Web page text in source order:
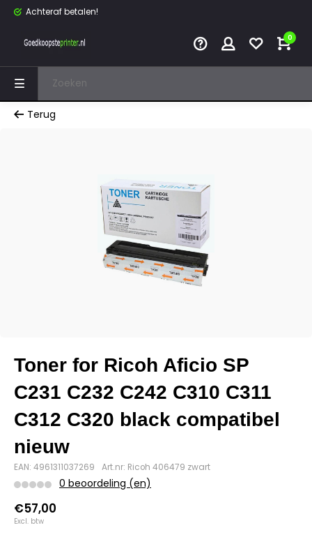
Achteraf betalen!
0
Terug
Toner for Ricoh Aficio SP
C231 C232 C242 C310 C311
C312 C320 black compatibel
nieuw
EAN: 4961311037269 Art.nr: Ricoh 406479 zwart
0 beoordeling (en)
€57,00
Excl. btw